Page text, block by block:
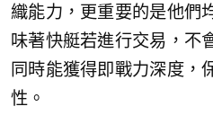
織能力，更重要的是他們
味著快艇若進行交易，不
同時能獲得即戰力深度，
性。